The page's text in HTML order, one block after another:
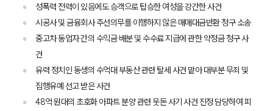
성폭력 전력이 있음에도 승객으로 탑승한 여성을 강간한 사건
시공사 및 금융회사 주선의무를 이행하지 않은 매매대금반환 청구 소송
중고차 동업자 간의 수익금 배분 및 수수료 지급에 관한 약정금 청구 사
건
유력 정치인 동생의 수억대 부동산 관련 탈세 사건 맡아 대부분 무죄 및
집행유예 선고 받은 사건
48억 원대의 초호화 아파트 분양 관련 웃돈 사기 사건 진정 담당하여 피